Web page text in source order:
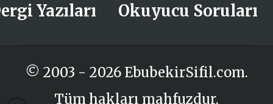
Yazıları Okuyucu Soruları
© 2003 - 2026 EbubekirSifil.com.
Tüm hakları mahfuzdur.